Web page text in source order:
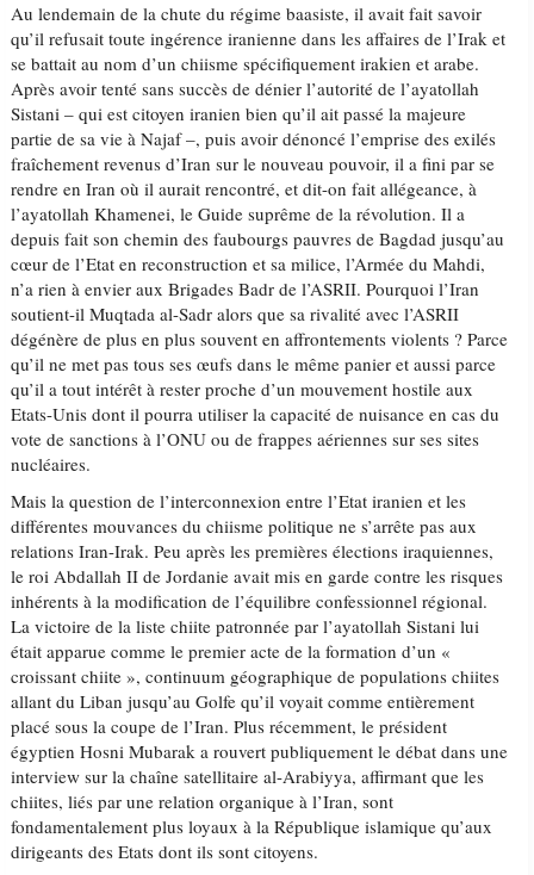
Au lendemain de la chute du régime baasiste, il avait fait savoir
qu’il refusait toute ingérence iranienne dans les affaires de l’Irak et
se battait au nom d’un chiisme spécifiquement irakien et arabe.
Après avoir tenté sans succès de dénier l’autorité de l’ayatollah
Sistani – qui est citoyen iranien bien qu’il ait passé la majeure
partie de sa vie à Najaf –, puis avoir dénoncé l’emprise des exilés
fraîchement revenus d’Iran sur le nouveau pouvoir, il a fini par se
rendre en Iran où il aurait rencontré, et dit-on fait allégeance, à
l’ayatollah Khamenei, le Guide suprême de la révolution. Il a
depuis fait son chemin des faubourgs pauvres de Bagdad jusqu’au
cœur de l’Etat en reconstruction et sa milice, l’Armée du Mahdi,
n’a rien à envier aux Brigades Badr de l’ASRII. Pourquoi l’Iran
soutient-il Muqtada al-Sadr alors que sa rivalité avec l’ASRII
dégénère de plus en plus souvent en affrontements violents ? Parce
qu’il ne met pas tous ses œufs dans le même panier et aussi parce
qu’il a tout intérêt à rester proche d’un mouvement hostile aux
Etats-Unis dont il pourra utiliser la capacité de nuisance en cas du
vote de sanctions à l’ONU ou de frappes aériennes sur ses sites
nucléaires.
Mais la question de l’interconnexion entre l’Etat iranien et les
différentes mouvances du chiisme politique ne s’arrête pas aux
relations Iran-Irak. Peu après les premières élections iraquiennes,
le roi Abdallah II de Jordanie avait mis en garde contre les risques
inhérents à la modification de l’équilibre confessionnel régional.
La victoire de la liste chiite patronnée par l’ayatollah Sistani lui
était apparue comme le premier acte de la formation d’un «
croissant chiite », continuum géographique de populations chiites
allant du Liban jusqu’au Golfe qu’il voyait comme entièrement
placé sous la coupe de l’Iran. Plus récemment, le président
égyptien Hosni Mubarak a rouvert publiquement le débat dans une
interview sur la chaîne satellitaire al-Arabiyya, affirmant que les
chiites, liés par une relation organique à l’Iran, sont
fondamentalement plus loyaux à la République islamique qu’aux
dirigeants des Etats dont ils sont citoyens.